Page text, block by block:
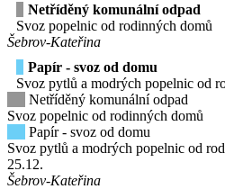
Netříděný komunální odpad
Svoz popelnic od rodinných domů
Šebrov-Kateřina
Papír - svoz od domu
Svoz pytlů a modrých popelnic od
Netříděný komunální odpad
Svoz popelnic od rodinných domů
Papír - svoz od domu
Svoz pytlů a modrých popelnic od
25.12.
Šebrov-Kateřina